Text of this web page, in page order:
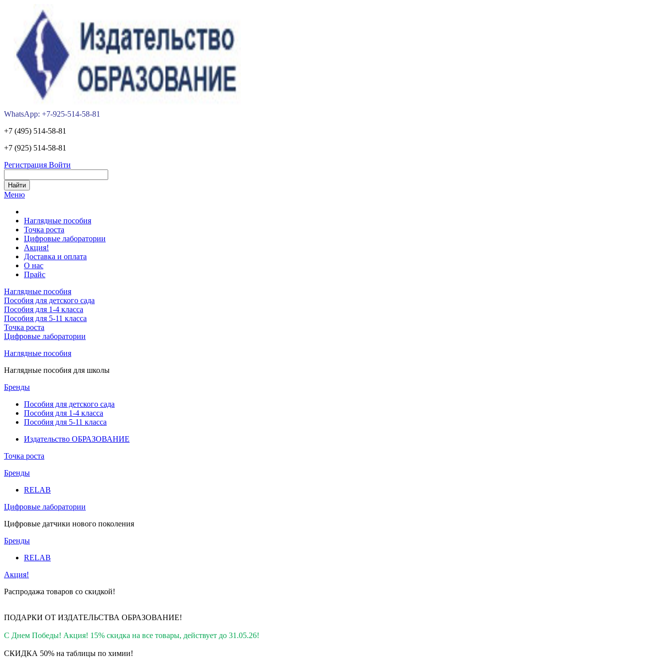
WhatsApp: +7-925-514-58-81
+7 (495) 514-58-81
+7 (925) 514-58-81
Регистрация Войти
Меню
Наглядные пособия
Точка роста
Цифровые лаборатории
Акция!
Доставка и оплата
О нас
Прайс
Наглядные пособия
Пособия для детского сада
Пособия для 1-4 класса
Пособия для 5-11 класса
Точка роста
Цифровые лаборатории
Наглядные пособия
Наглядные пособия для школы
Бренды
Пособия для детского сада
Пособия для 1-4 класса
Пособия для 5-11 класса
Издательство ОБРАЗОВАНИЕ
Точка роста
Бренды
RELAB
Цифровые лаборатории
Цифровые датчики нового поколения
Бренды
RELAB
Акция!
Распродажа товаров со скидкой!
ПОДАРКИ ОТ ИЗДАТЕЛЬСТВА ОБРАЗОВАНИЕ!
С Днем Победы! Акция! 15% скидка на все товары, действует до 31.05.26!
СКИДКА 50% на таблицы по химии!